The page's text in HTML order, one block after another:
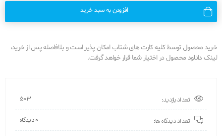
افزودن به سبد خرید
خرید محصول توسط کلیه کارت های شتاب امکان پذیر است و بلافاصله پس از خرید،
لینک دانلود محصول در اختیار شما قرار خواهد گرفت.
تعداد بازدید: 503
تعداد دیدگاه ها: 0 دیدگاه